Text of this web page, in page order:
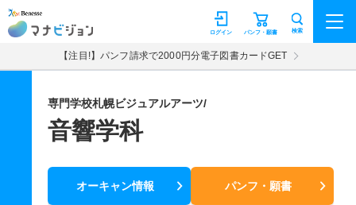
マナビジョン パンフ・願書
ログイン 検索
【注目!】パンフ請求で2000円分電子図書カードGET
専門学校札幌ビジュアルアーツ/
音響学科
オーキャン情報 パンフ・願書